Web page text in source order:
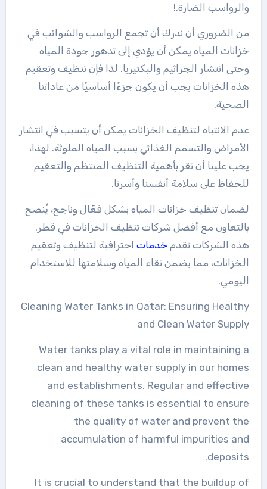
والرواسب الضارة.!
من الضروري أن ندرك أن تجمع الرواسب والشوائب في
خزانات المياه يمكن أن يؤدي إلى تدهور جودة المياه
وحتى انتشار الجراثيم والبكتيريا. لذا فإن تنظيف وتعقيم
هذه الخزانات يجب أن يكون جزءًا أساسيًا من عاداتنا
الصحية.
عدم الانتباه لتنظيف الخزانات يمكن أن يتسبب في انتشار
الأمراض والتسمم الغذائي بسبب المياه الملوثة. لهذا،
يجب علينا أن نقر بأهمية التنظيف المنتظم والتعقيم
للحفاظ على سلامة أنفسنا وأسرنا.
لضمان تنظيف خزانات المياه بشكل فعّال وناجح، يُنصح
بالتعاون مع أفضل شركات تنظيف الخزانات في قطر.
هذه الشركات تقدم خدماتاحترافية لتنظيف وتعقيم
الخزانات، مما يضمن نقاء المياه وسلامتها للاستخدام
اليومي.
Cleaning Water Tanks in Qatar: Ensuring Healthy
and Clean Water Supply
Water tanks play a vital role in maintaining a
clean and healthy water supply in our homes
and establishments. Regular and effective
cleaning of these tanks is essential to ensure
the quality of water and prevent the
accumulation of harmful impurities and
deposits.
It is crucial to understand that the buildup of